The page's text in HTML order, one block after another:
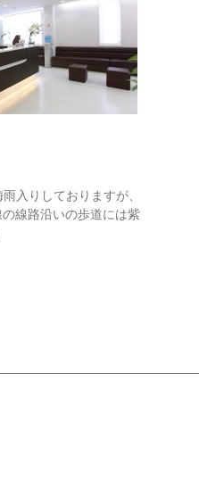
入りしておりますが、
線路沿いの歩道には紫